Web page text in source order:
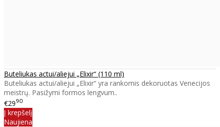
Buteliukas actui/aliejui „Elixir“ (110 ml)
Buteliukas actui/aliejui „Elixir“ yra rankomis dekoruotas Venecijos
meistrų. Pasižymi formos lengvum..
€2990
Į krepšelį
Naujiena